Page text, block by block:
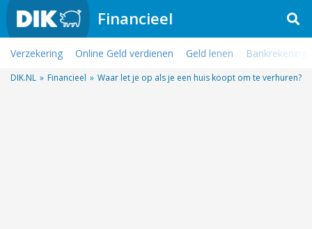
Financieel
Verzekering Online Geld verdienen Geld lenen Bankrekening
DIK.NL » Financieel » Waar let je op als je een huis koopt om te verhuren?